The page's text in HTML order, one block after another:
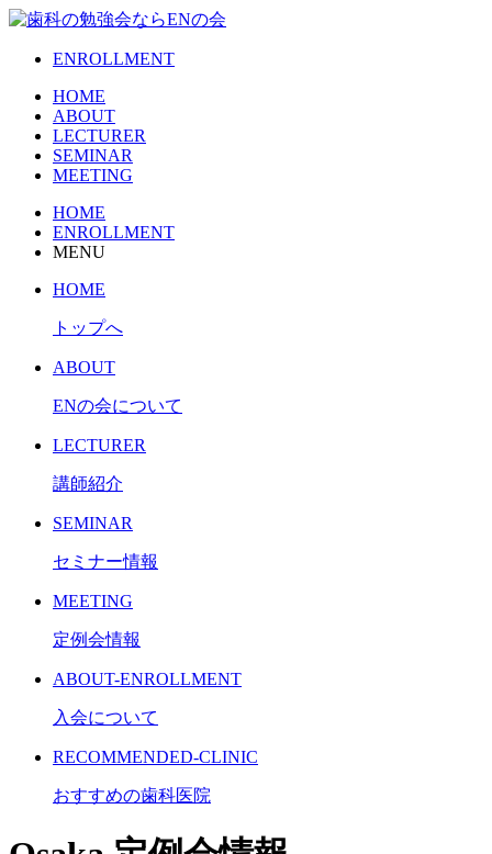
ENROLLMENT
HOME
ABOUT
LECTURER
SEMINAR
MEETING
HOME
ENROLLMENT
MENU
HOME
トップへ
ABOUT
ENの会について
LECTURER
講師紹介
SEMINAR
セミナー情報
MEETING
定例会情報
ABOUT-ENROLLMENT
入会について
RECOMMENDED-CLINIC
おすすめの歯科医院